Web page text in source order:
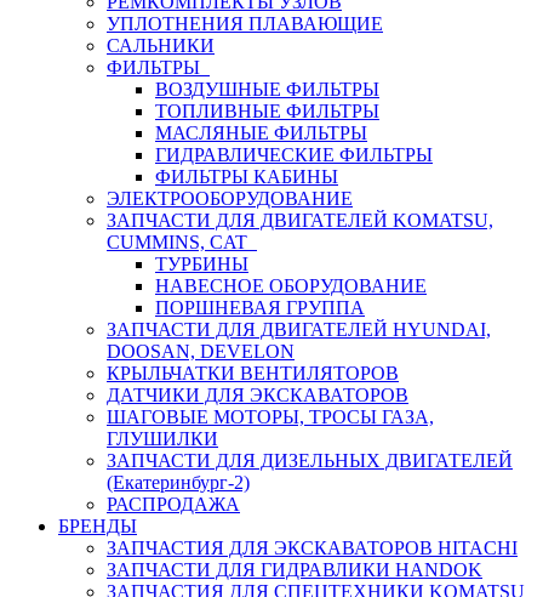
УПЛОТНЕНИЯ ПЛАВАЮЩИЕ
САЛЬНИКИ
ФИЛЬТРЫ
ВОЗДУШНЫЕ ФИЛЬТРЫ
ТОПЛИВНЫЕ ФИЛЬТРЫ
МАСЛЯНЫЕ ФИЛЬТРЫ
ГИДРАВЛИЧЕСКИЕ ФИЛЬТРЫ
ФИЛЬТРЫ КАБИНЫ
ЭЛЕКТРООБОРУДОВАНИЕ
ЗАПЧАСТИ ДЛЯ ДВИГАТЕЛЕЙ KOMATSU,
CUMMINS, CAT
ТУРБИНЫ
НАВЕСНОЕ ОБОРУДОВАНИЕ
ПОРШНЕВАЯ ГРУППА
ЗАПЧАСТИ ДЛЯ ДВИГАТЕЛЕЙ HYUNDAI,
DOOSAN, DEVELON
КРЫЛЬЧАТКИ ВЕНТИЛЯТОРОВ
ДАТЧИКИ ДЛЯ ЭКСКАВАТОРОВ
ШАГОВЫЕ МОТОРЫ, ТРОСЫ ГАЗА,
ГЛУШИЛКИ
ЗАПЧАСТИ ДЛЯ ДИЗЕЛЬНЫХ ДВИГАТЕЛЕЙ
(Екатеринбург-2)
РАСПРОДАЖА
БРЕНДЫ
ЗАПЧАСТИЯ ДЛЯ ЭКСКАВАТОРОВ HITACHI
ЗАПЧАСТИ ДЛЯ ГИДРАВЛИКИ HANDOK
ЗАПЧАСТИЯ ДЛЯ СПЕЦТЕХНИКИ KOMATSU